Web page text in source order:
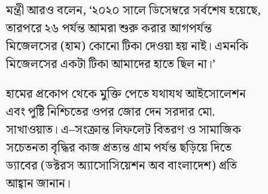
মন্ত্রী আরও বলেন, ‘২০২০ সালে ডিসেম্বরে সর্বশেষ হয়েছে,
তারপরে ২৬ পর্যন্ত আমরা শুরু করার আগপর্যন্ত
মিজেলসের (হাম) কোনো টিকা দেওয়া হয় নাই। এমনকি
মিজেলসের একটা টিকা আমাদের হাতে ছিল না।’
হামের প্রকোপ থেকে মুক্তি পেতে যথাযথ আইসোলেশন
এবং পুষ্টি নিশ্চিতের ওপর জোর দেন সরদার মো.
সাখাওয়াত। এ–সংক্রান্ত লিফলেট বিতরণ ও সামাজিক
সচেতনতা বৃদ্ধির কাজ প্রত্যন্ত গ্রাম পর্যন্ত ছড়িয়ে দিতে
ড্যাবের (ডক্টরস অ্যাসোসিয়েশন অব বাংলাদেশ) প্রতি
আহ্বান জানান।